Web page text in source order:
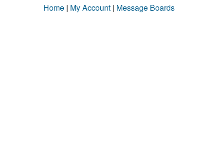
Home | My Account | Message Boards